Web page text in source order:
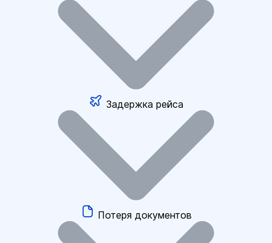
Задержка рейса
Потеря документов